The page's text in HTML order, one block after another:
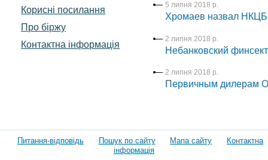
Корисні посилання
Про біржу
Контактна інформація
5 липня 2018 р.
Хромаев назвал
2 липня 2018 р.
Небанковский
2 липня 2018 р.
Первичным дилерам
Питання-відповідь Пошук по сайту Мапа сайту
Контактна
інформація